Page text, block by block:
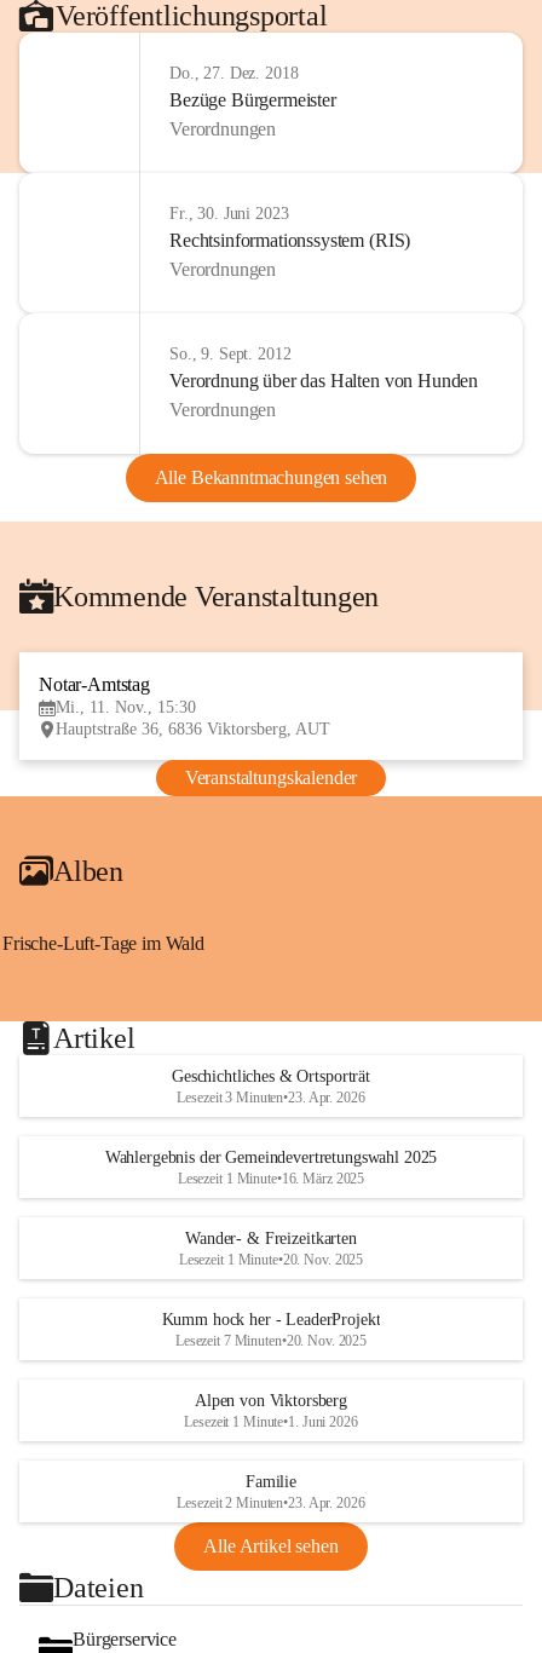
Veröffentlichungsportal
Do., 27. Dez. 2018
Bezüge Bürgermeister
Verordnungen
Fr., 30. Juni 2023
Rechtsinformationssystem (RIS)
Verordnungen
So., 9. Sept. 2012
Verordnung über das Halten von Hunden
Verordnungen
Alle Bekanntmachungen sehen
Kommende Veranstaltungen
Notar-Amtstag
Mi., 11. Nov., 15:30
Hauptstraße 36, 6836 Viktorsberg, AUT
Veranstaltungskalender
Alben
Frische-Luft-Tage im Wald
Artikel
Geschichtliches & Ortsporträt
Lesezeit 3 Minuten•23. Apr. 2026
Wahlergebnis der Gemeindevertretungswahl 2025
Lesezeit 1 Minute•16. März 2025
Wander- & Freizeitkarten
Lesezeit 1 Minute•20. Nov. 2025
Kumm hock her - LeaderProjekt
Lesezeit 7 Minuten•20. Nov. 2025
Alpen von Viktorsberg
Lesezeit 1 Minute•1. Juni 2026
Familie
Lesezeit 2 Minuten•23. Apr. 2026
Alle Artikel sehen
Dateien
Bürgerservice